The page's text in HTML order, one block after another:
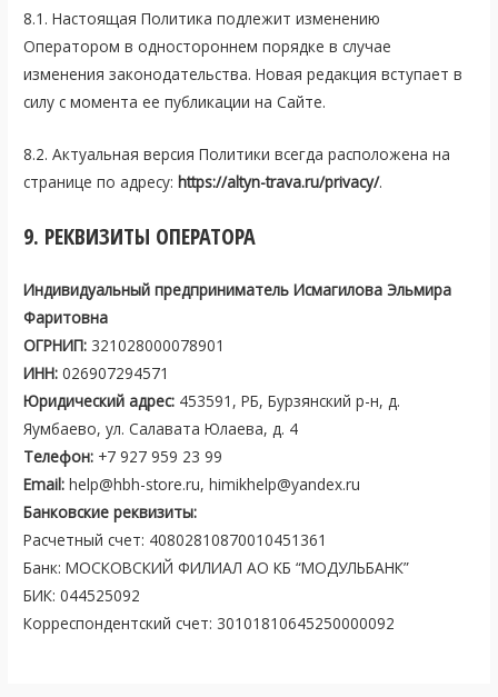
8.1. Настоящая Политика подлежит изменению
Оператором в одностороннем порядке в случае
изменения законодательства. Новая редакция вступает в
силу с момента ее публикации на Сайте.
8.2. Актуальная версия Политики всегда расположена на
странице по адресу:https://altyn-trava.ru/privacy/.
9. РЕКВИЗИТЫ ОПЕРАТОРА
Индивидуальный предприниматель Исмагилова Эльмира
Фаритовна
ОГРНИП: 321028000078901
ИНН: 026907294571
Юридический адрес: 453591, РБ, Бурзянский р-н, д.
Яумбаево, ул. Салавата Юлаева, д. 4
Телефон: +7 927 959 23 99
Email: help@hbh-store.ru, himikhelp@yandex.ru
Банковские реквизиты:
Расчетный счет: 40802810870010451361
Банк: МОСКОВСКИЙ ФИЛИАЛ АО КБ “МОДУЛЬБАНК”
БИК: 044525092
Корреспондентский счет: 30101810645250000092